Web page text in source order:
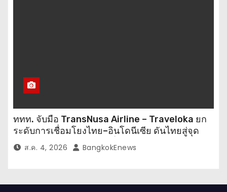
ททท. จับมือ TransNusa Airline – Traveloka ยก
ระดับการเชื่อมโยงไทย–อินโดนีเซีย ดันไทยสู่จุด
หมายปลายทางคุณภาพ เชื่อม Asean Tourism
และ Muslim-Friendly Destination
ส.ค. 4, 2026 BangkokEnews